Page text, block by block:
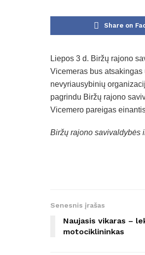
Share on
Liepos 3 d. Biržų rajono
Vicemeras bus
nevyriausybinių
pagrindu Biržų rajono
Vicemero pareigas
Biržų rajono savivaldybės
Senesnis įrašas
Naujasis vikaras –
motociklininkas